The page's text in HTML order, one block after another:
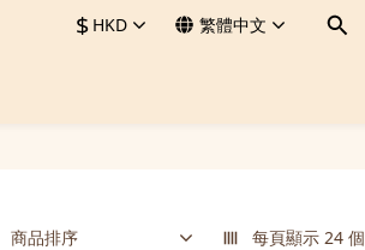
$ HKD 繁體中文
商品排序 每頁顯示 24 個